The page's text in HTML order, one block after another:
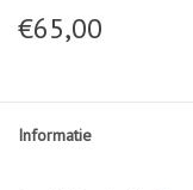
€65,00
Informatie